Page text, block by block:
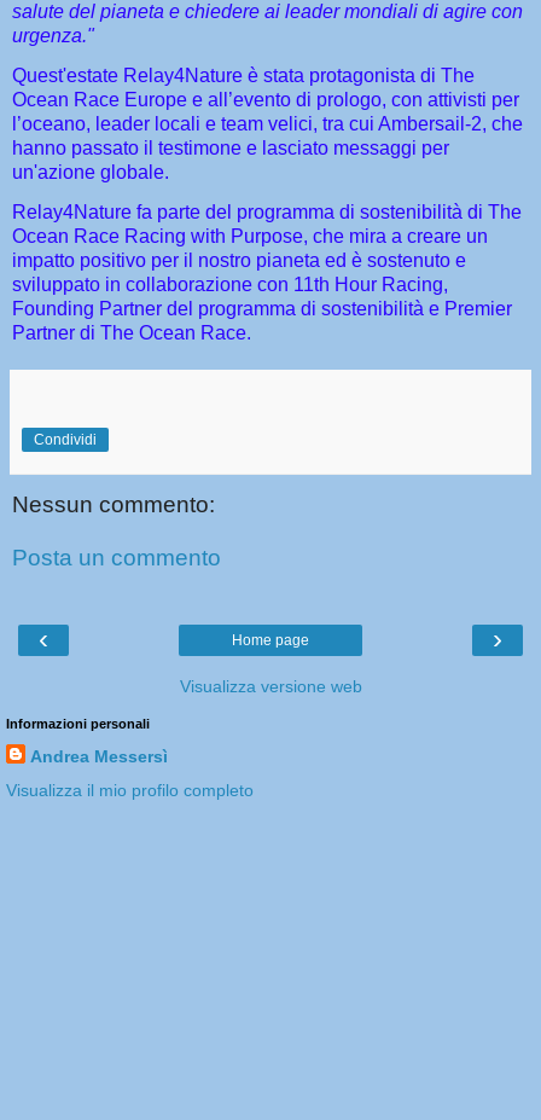
salute del pianeta e chiedere ai leader mondiali di agire con
urgenza."
Quest'estate Relay4Nature è stata protagonista di The
Ocean Race Europe e all’evento di prologo, con attivisti per
l’oceano, leader locali e team velici, tra cui Ambersail-2, che
hanno passato il testimone e lasciato messaggi per
un'azione globale.
Relay4Nature fa parte del programma di sostenibilità di The
Ocean Race Racing with Purpose, che mira a creare un
impatto positivo per il nostro pianeta ed è sostenuto e
sviluppato in collaborazione con 11th Hour Racing,
Founding Partner del programma di sostenibilità e Premier
Partner di The Ocean Race.
Condividi
Nessun commento:
Posta un commento
‹ ›
Home page
Visualizza versione web
Informazioni personali
Andrea Messersì
Visualizza il mio profilo completo